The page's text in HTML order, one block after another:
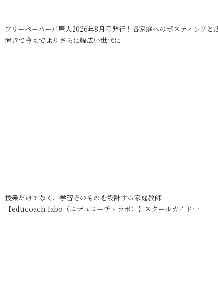
フリーペーパー芦屋人2026年8月号発行！各家庭へのポスティングと
置きで今までよりさらに幅広い世代に…
授業だけでなく、学習そのものを設計する家庭教師
【educoach.labo（エデュコーチ・ラボ）】スクールガイド…